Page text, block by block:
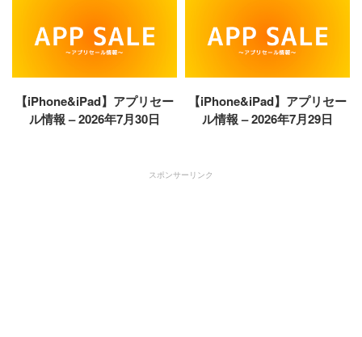
【iPhone&iPad】アプリセー
ル情報 – 2026年7月30日
【iPhone&iPad】アプリセー
ル情報 – 2026年7月29日
スポンサーリンク